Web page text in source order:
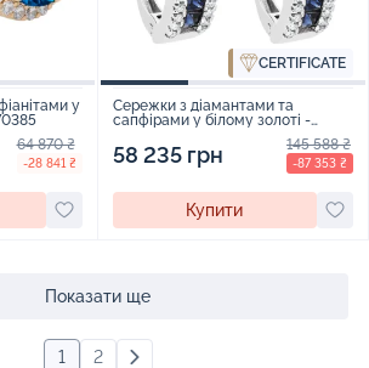
у
64 870 ₴
-28 841 ₴
CERTIFICATE
Сережки з діамантами та
сапфірами у білому золоті -
58 235 грн 145 588 ₴
-87 353 ₴
Купити
Показати ще
1 2